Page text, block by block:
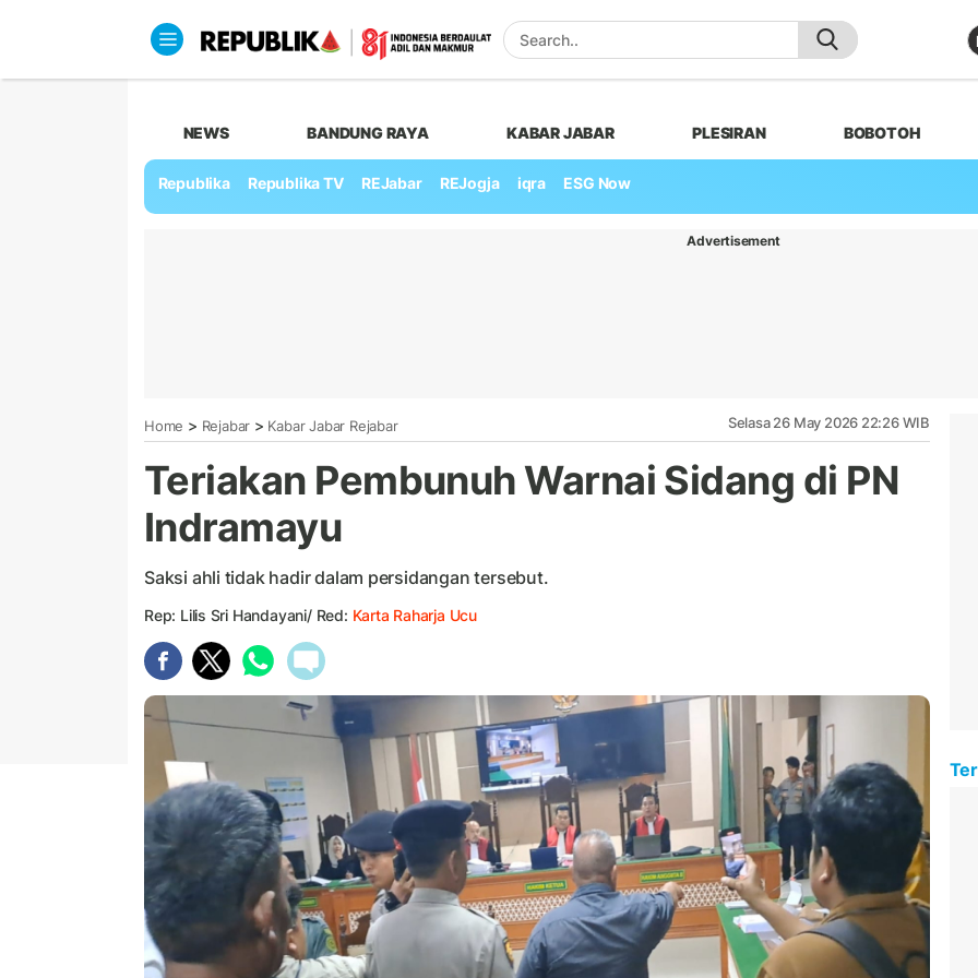
NEWS BANDUNG RAYA KABAR JABAR PLESIRAN BOBOTOH
Republika Republika TV REJabar REJogja iqra ESG Now
Advertisement
Home > Rejabar > Kabar Jabar Rejabar Selasa 26 May 2026 22:26 WIB
Teriakan Pembunuh Warnai Sidang di PN
Indramayu
Saksi ahli tidak hadir dalam persidangan tersebut.
Rep: Lilis Sri Handayani/ Red: Karta Raharja Ucu